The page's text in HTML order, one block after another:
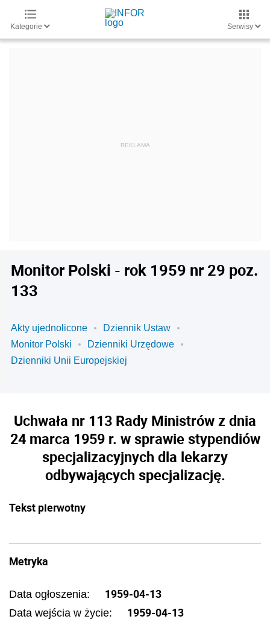
Kategorie Serwisy
Monitor Polski - rok 1959 nr 29 poz.
133
Akty ujednolicone
Dziennik Ustaw
Monitor Polski
Dzienniki Urzędowe
Dzienniki Unii Europejskiej
Uchwała nr 113 Rady Ministrów z dnia
24 marca 1959 r. w sprawie stypendiów
specjalizacyjnych dla lekarzy
odbywających specjalizację.
Tekst pierwotny
Metryka
Data ogłoszenia: 1959-04-13
Data wejścia w życie: 1959-04-13